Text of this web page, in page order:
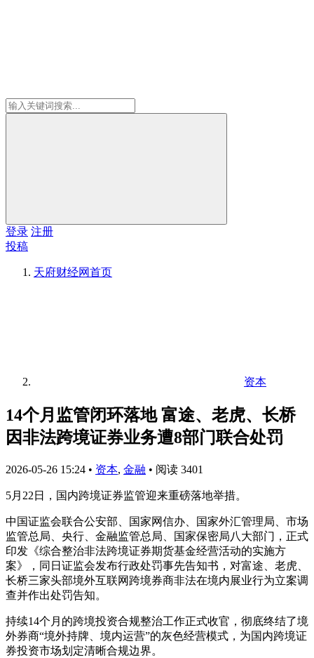
登录 注册
投稿
天府财经网首页
资本
14个月监管闭环落地 富途、老虎、长桥
因非法跨境证券业务遭8部门联合处罚
2026-05-26 15:24 • 资本, 金融 • 阅读 3401
5月22日，国内跨境证券监管迎来重磅落地举措。
中国证监会联合公安部、国家网信办、国家外汇管理局、市场
监管总局、央行、金融监管总局、国家保密局八大部门，正式
印发《综合整治非法跨境证券期货基金经营活动的实施方
案》，同日证监会发布行政处罚事先告知书，对富途、老虎、
长桥三家头部境外互联网跨境券商非法在境内展业行为立案调
查并作出处罚告知。
持续14个月的跨境投资合规整治工作正式收官，彻底终结了境
外券商“境外持牌、境内运营”的灰色经营模式，为国内跨境证
券投资市场划定清晰合规边界。